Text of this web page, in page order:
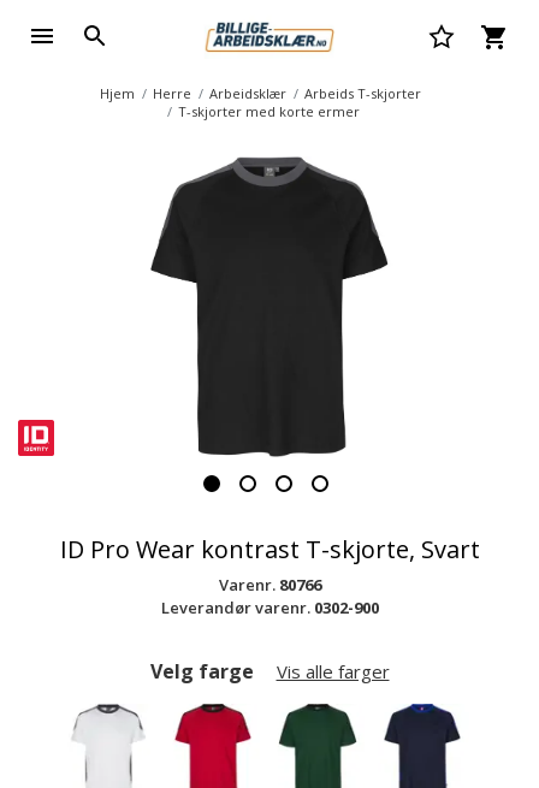
Hjem Herre Arbeidsklær
Arbeids T-skjorter
T-skjorter med korte ermer
ID Pro Wear kontrast T-skjorte, Svart
Varenr. 80766
Leverandør varenr. 0302-900
Velg farge Vis alle farger